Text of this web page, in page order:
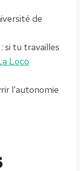
de
si tu travailles
Loco
l’autonomie